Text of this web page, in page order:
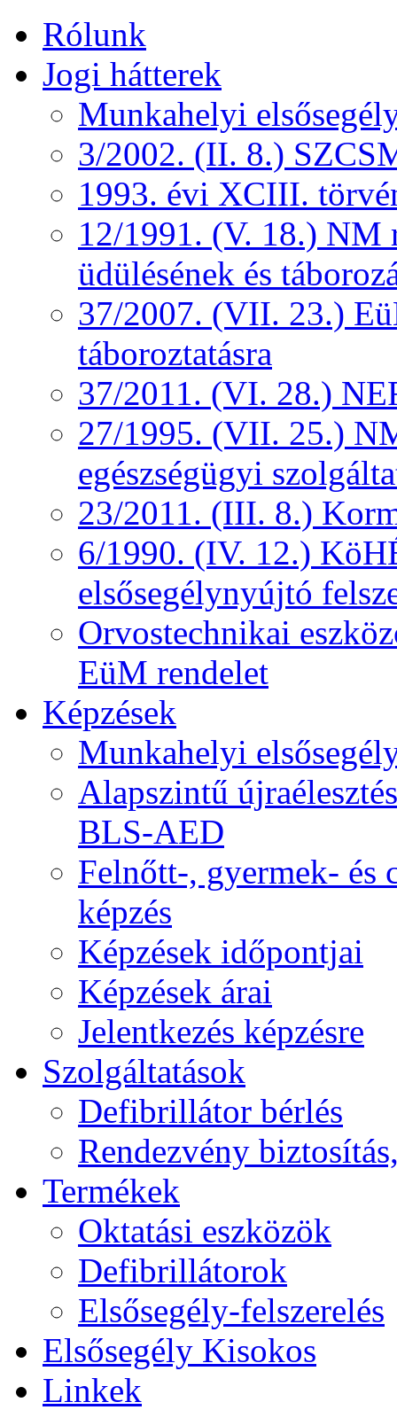
Rólunk
Jogi hátterek
Munkahelyi
3/2002. (II. 8.)
1993. évi XCIII.
12/1991. (V. 18.) NM
üdülésének és
37/2007. (VII. 23.)
táboroztatásra
37/2011. (VI. 28.)
27/1995. (VII. 25.)
egészségügyi
23/2011. (III. 8.)
6/1990. (IV. 12.)
elsősegélynyújtó
Orvostechnikai
EüM rendelet
Képzések
Munkahelyi
Alapszintű
BLS-AED
Felnőtt-, gyermek- és
képzés
Képzések időpontjai
Képzések árai
Jelentkezés képzésre
Szolgáltatások
Defibrillátor bérlés
Rendezvény
Termékek
Oktatási eszközök
Defibrillátorok
Elsősegély-felszerelés
Elsősegély Kisokos
Linkek